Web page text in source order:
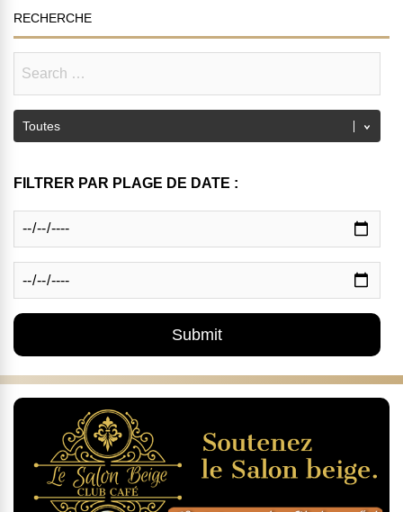
RECHERCHE
FILTRER PAR PLAGE DE DATE :